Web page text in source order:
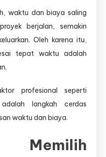
waktu dan biaya saling
berjalan, semakin
Oleh karena itu,
tepat waktu adalah
profesional seperti
adalah langkah cerdas
waktu dan biaya.
Memilih